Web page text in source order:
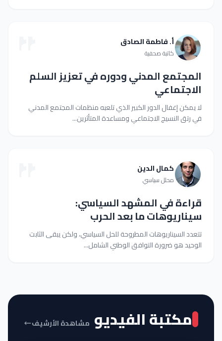
أ. فاطمة الصادق
كاتبة صحفية
المجتمع المدني ودوره في تعزيز السلم
الاجتماعي
لا يمكن إغفال الدور الكبير الذي تلعبه منظمات المجتمع المدني
في رتق النسيج الاجتماعي ومساعدة المتأثرين...
كمال الدين
محلل سياسي
قراءة في المشهد السياسي:
سيناريوهات ما بعد الحرب
تتعدد السيناريوهات المطروحة للحل السياسي، ولكن يبقى الثابت
الوحيد هو ضرورة التوافق الوطني الشامل...
مكتبة الفيديو مشاهدة الأرشيف